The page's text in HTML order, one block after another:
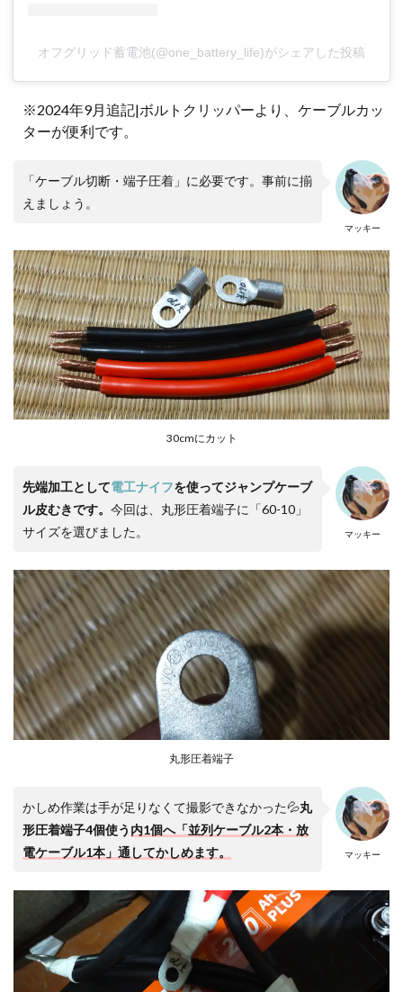
オフグリッド蓄電池(@one_battery_life)がシェアした投稿
※2024年9月追記|ボルトクリッパーより、ケーブルカッ
ターが便利です。
マッキー
「ケーブル切断・端子圧着」に必要です。事前に揃
えましょう。
30cmにカット
マッキー
先端加工として電工ナイフを使ってジャンプケーブ
ル皮むきです。 今回は、丸形圧着端子に「60-10」
サイズを選びました。
丸形圧着端子
マッキー
かしめ作業は手が足りなくて撮影できなかった💦丸
形圧着端子4個使う 内1個へ「並列ケーブル2本・放
電ケーブル1本」通してかしめます。